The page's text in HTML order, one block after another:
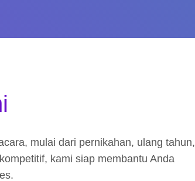
mulai dari pernikahan, ulang tahun,
kami siap membantu Anda